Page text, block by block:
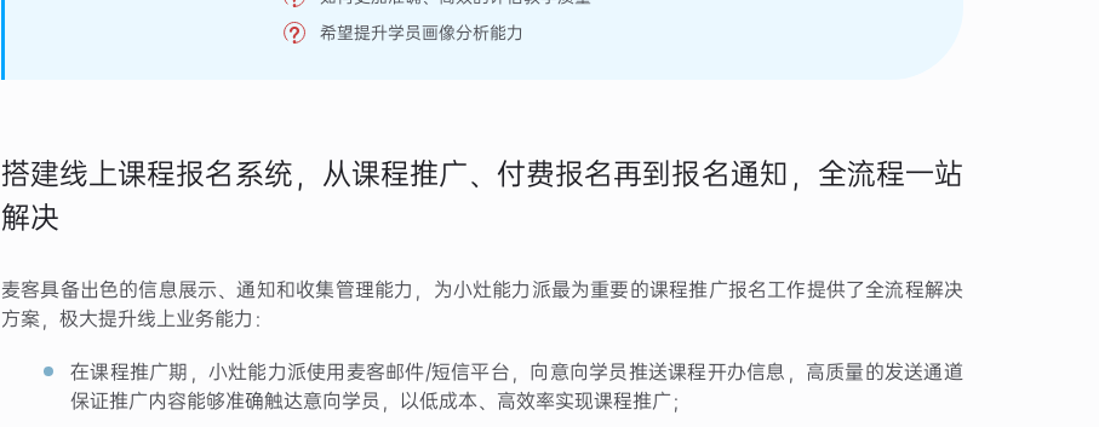
希望提升学员画像分析能力
搭建线上课程报名系统，从课程推广、付费报名再到报名通知，全流程一站
解决
麦客具备出色的信息展示、通知和收集管理能力，为小灶能力派最为重要的课程推广报名工作提供了全流程解决
方案，极大提升线上业务能力：
在课程推广期，小灶能力派使用麦客邮件/短信平台，向意向学员推送课程开办信息，高质量的发送通道
保证推广内容能够准确触达意向学员，以低成本、高效率实现课程推广；